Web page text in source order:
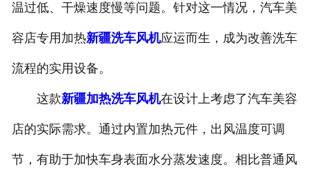
风机知识
联系我们
温过低、干燥速度慢等问题。针对这一情况，汽车美
容店专用加热新疆洗车风机应运而生，成为改善洗车
流程的实用设备。
这款新疆加热洗车风机在设计上考虑了汽车美容
店的实际需求。通过内置加热元件，出风温度可调
节，有助于加快车身表面水分蒸发速度。相比普通风